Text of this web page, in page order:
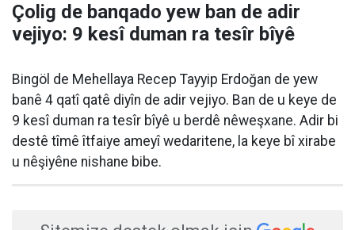
Çolig de banqado yew ban de adir
vejiyo: 9 kesî duman ra tesîr bîyê
Bingöl de Mehellaya Recep Tayyip Erdoğan de yew
banê 4 qatî qatê diyîn de adir vejiyo. Ban de u keye de
9 kesî duman ra tesîr bîyê u berdê nêweşxane. Adir bi
destê tîmê îtfaiye ameyî wedaritene, la keye bî xirabe
u nêşiyêne nishane bibe.